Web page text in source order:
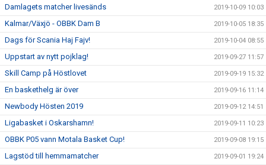
Damlagets matcher livesänds 2019-10-09 10:03
Kalmar/Växjö - OBBK Dam B 2019-10-05 18:35
Dags för Scania Haj Fajv! 2019-10-04 08:55
Uppstart av nytt pojklag! 2019-09-27 11:57
Skill Camp på Höstlovet 2019-09-19 15:32
En baskethelg är över 2019-09-16 11:14
Newbody Hösten 2019 2019-09-12 14:51
Ligabasket i Oskarshamn! 2019-09-11 10:23
OBBK P05 vann Motala Basket Cup! 2019-09-08 19:15
Lagstöd till hemmamatcher 2019-09-01 19:24